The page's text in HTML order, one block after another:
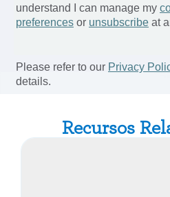
Recursos